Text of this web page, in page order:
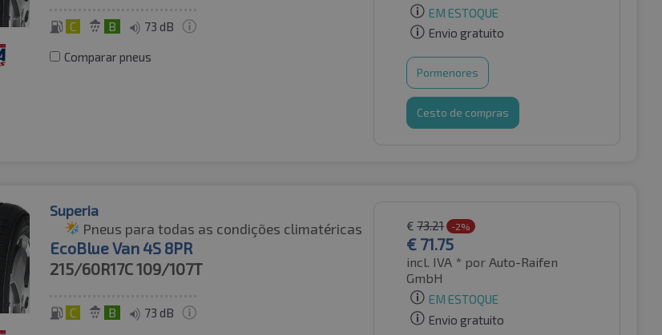
C B 73 dB
Comparar pneus
EM ESTOQUE
Envio gratuito
Pormenores
Cesto de compras
Superia
Pneus para todas as condições climatéricas
EcoBlue Van 4S 8PR
215/60R17C109/107T
C B 73 dB
€ 73.21 -2%
€ 71.75
incl. IVA * por Auto-Raifen
GmbH
EM ESTOQUE
Envio gratuito